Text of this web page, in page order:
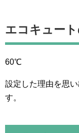
エコキュー
60℃
設定した理由を思
す。